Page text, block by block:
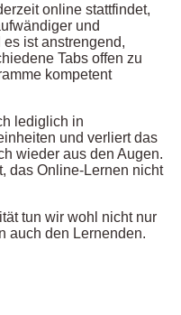
online stattfindet,
und
ist anstrengend,
Tabs offen zu
kompetent
lediglich in
und verliert das
wieder aus den Augen.
das Online-Lernen nicht
tun wir wohl nicht nur
auch den Lernenden.